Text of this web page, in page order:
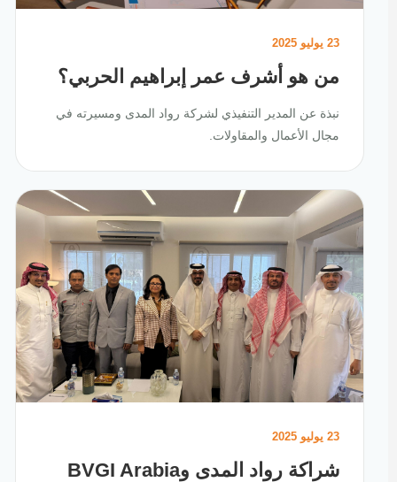
23 يوليو 2025
من هو أشرف عمر إبراهيم الحربي؟
نبذة عن المدير التنفيذي لشركة رواد المدى ومسيرته في
مجال الأعمال والمقاولات.
23 يوليو 2025
شراكة رواد المدى وBVGI Arabia